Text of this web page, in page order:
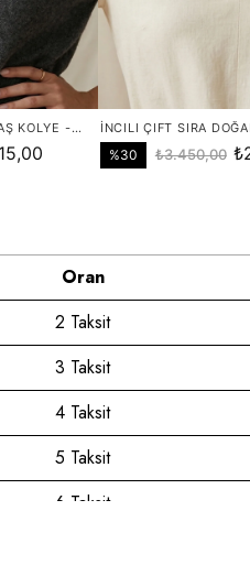
Oran
2 Taksit
3 Taksit
4 Taksit
5 Taksit
6 Taksit